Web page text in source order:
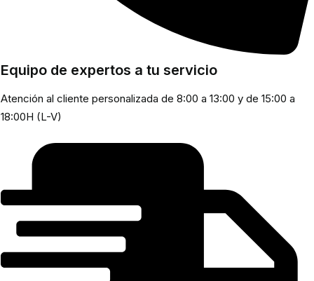
Equipo de expertos a tu servicio
Atención al cliente personalizada de 8:00 a 13:00 y de 15:00 a
18:00H (L-V)